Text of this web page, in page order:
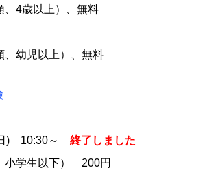
、4歳以上）、無料
、幼児以上）、無料
) 10:30～ 終了しました
小学生以下） 200円